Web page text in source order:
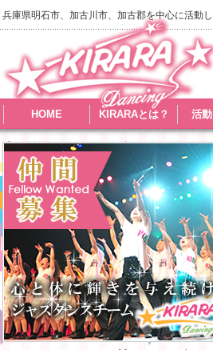
兵庫県明石市、加古川市、加古郡を中心に活動
HOME KIRARAとは？ 活